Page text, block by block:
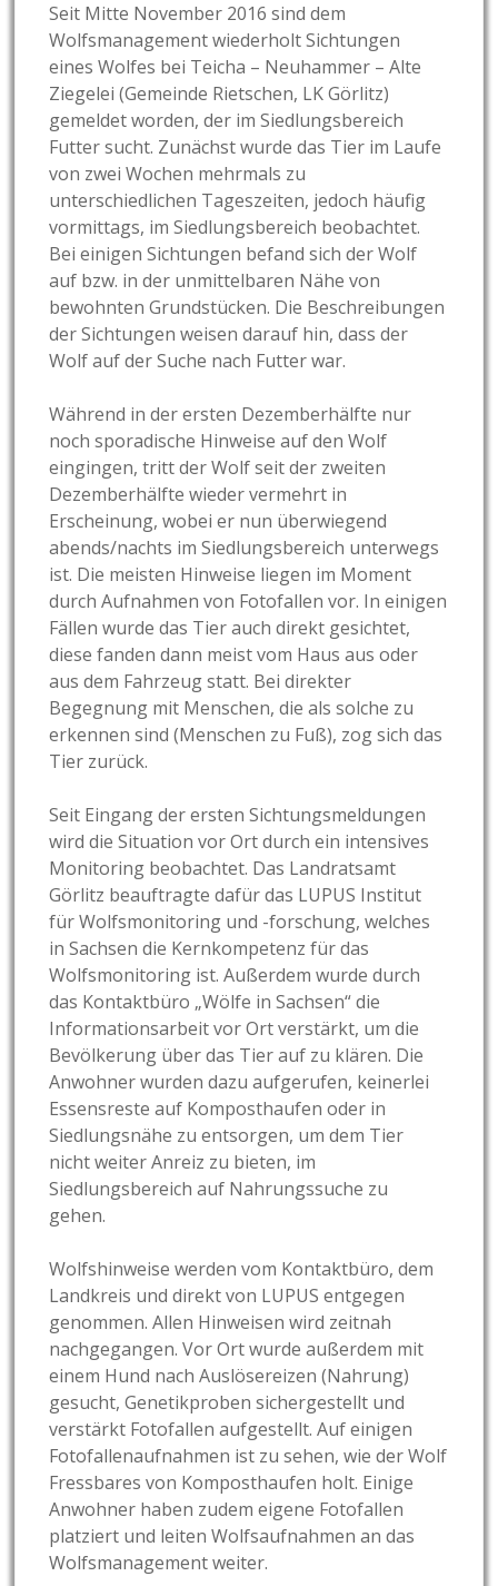
Seit Mitte November 2016 sind dem
Wolfsmanagement wiederholt Sichtungen
eines Wolfes bei Teicha – Neuhammer – Alte
Ziegelei (Gemeinde Rietschen, LK Görlitz)
gemeldet worden, der im Siedlungsbereich
Futter sucht. Zunächst wurde das Tier im Laufe
von zwei Wochen mehrmals zu
unterschiedlichen Tageszeiten, jedoch häufig
vormittags, im Siedlungsbereich beobachtet.
Bei einigen Sichtungen befand sich der Wolf
auf bzw. in der unmittelbaren Nähe von
bewohnten Grundstücken. Die Beschreibungen
der Sichtungen weisen darauf hin, dass der
Wolf auf der Suche nach Futter war.
Während in der ersten Dezemberhälfte nur
noch sporadische Hinweise auf den Wolf
eingingen, tritt der Wolf seit der zweiten
Dezemberhälfte wieder vermehrt in
Erscheinung, wobei er nun überwiegend
abends/nachts im Siedlungsbereich unterwegs
ist. Die meisten Hinweise liegen im Moment
durch Aufnahmen von Fotofallen vor. In einigen
Fällen wurde das Tier auch direkt gesichtet,
diese fanden dann meist vom Haus aus oder
aus dem Fahrzeug statt. Bei direkter
Begegnung mit Menschen, die als solche zu
erkennen sind (Menschen zu Fuß), zog sich das
Tier zurück.
Seit Eingang der ersten Sichtungsmeldungen
wird die Situation vor Ort durch ein intensives
Monitoring beobachtet. Das Landratsamt
Görlitz beauftragte dafür das LUPUS Institut
für Wolfsmonitoring und -forschung, welches
in Sachsen die Kernkompetenz für das
Wolfsmonitoring ist. Außerdem wurde durch
das Kontaktbüro „Wölfe in Sachsen“ die
Informationsarbeit vor Ort verstärkt, um die
Bevölkerung über das Tier auf zu klären. Die
Anwohner wurden dazu aufgerufen, keinerlei
Essensreste auf Komposthaufen oder in
Siedlungsnähe zu entsorgen, um dem Tier
nicht weiter Anreiz zu bieten, im
Siedlungsbereich auf Nahrungssuche zu
gehen.
Wolfshinweise werden vom Kontaktbüro, dem
Landkreis und direkt von LUPUS entgegen
genommen. Allen Hinweisen wird zeitnah
nachgegangen. Vor Ort wurde außerdem mit
einem Hund nach Auslösereizen (Nahrung)
gesucht, Genetikproben sichergestellt und
verstärkt Fotofallen aufgestellt. Auf einigen
Fotofallenaufnahmen ist zu sehen, wie der Wolf
Fressbares von Komposthaufen holt. Einige
Anwohner haben zudem eigene Fotofallen
platziert und leiten Wolfsaufnahmen an das
Wolfsmanagement weiter.